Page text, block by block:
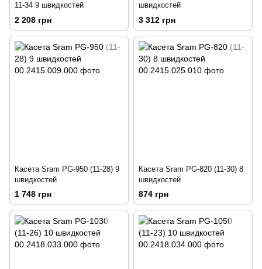
11-34 9 швидкостей
2 208 грн
швидкостей
3 312 грн
Касета Sram PG-950 (11-28) 9
швидкостей
1 748 грн
Касета Sram PG-820 (11-30) 8
швидкостей
874 грн